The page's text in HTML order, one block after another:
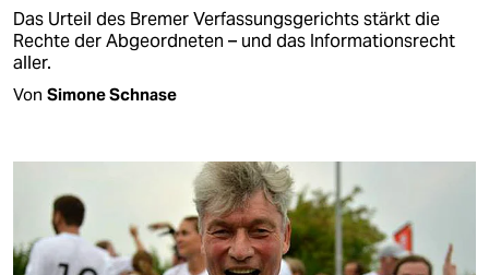
Das Urteil des Bremer Verfassungsgerichts stärkt die
Rechte der Abgeordneten – und das Informationsrecht
aller.
Von Simone Schnase